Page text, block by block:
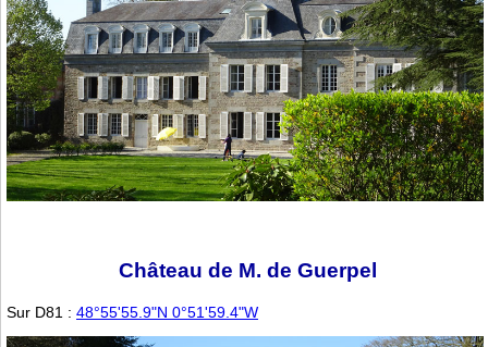
Château de M. de Guerpel
Sur D81 : 48°55'55.9"N 0°51'59.4"W